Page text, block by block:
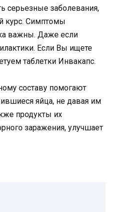
серьезные заболевания,
курс. Симптомы
важны. Даже если
Если Вы ищете
таблетки Инвакапс.
составу помогают
яйца, не давая им
продукты их
заражения, улучшает